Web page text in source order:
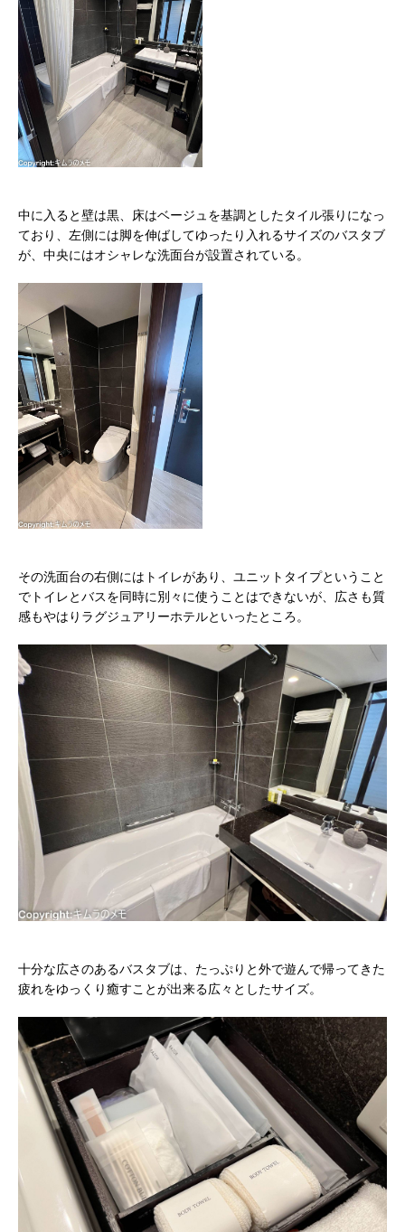
中に入ると壁は黒、床はベージュを基調としたタイル張りになっ
ており、左側には脚を伸ばしてゆったり入れるサイズのバスタブ
が、中央にはオシャレな洗面台が設置されている。
その洗面台の右側にはトイレがあり、ユニットタイプということ
でトイレとバスを同時に別々に使うことはできないが、広さも質
感もやはりラグジュアリーホテルといったところ。
十分な広さのあるバスタブは、たっぷりと外で遊んで帰ってきた
疲れをゆっくり癒すことが出来る広々としたサイズ。